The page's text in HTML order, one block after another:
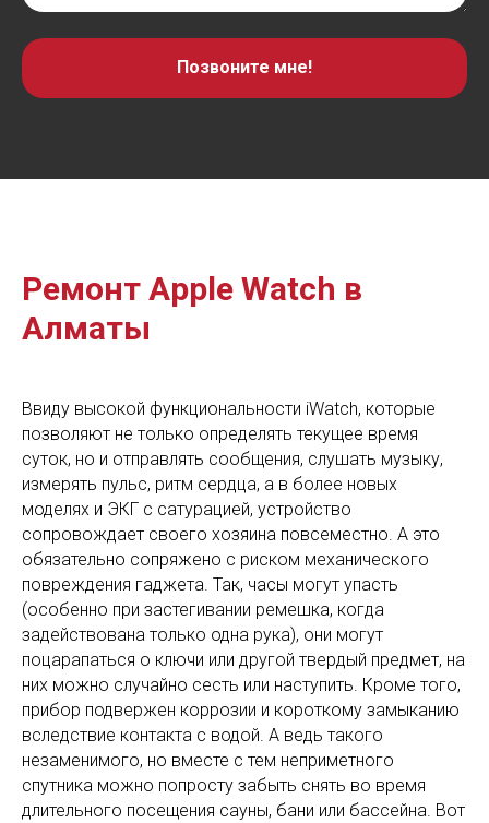
Позвоните мне!
Ремонт Apple Watch в
Алматы
Ввиду высокой функциональности iWatch, которые
позволяют не только определять текущее время
суток, но и отправлять сообщения, слушать музыку,
измерять пульс, ритм сердца, а в более новых
моделях и ЭКГ с сатурацией, устройство
сопровождает своего хозяина повсеместно. А это
обязательно сопряжено с риском механического
повреждения гаджета. Так, часы могут упасть
(особенно при застегивании ремешка, когда
задействована только одна рука), они могут
поцарапаться о ключи или другой твердый предмет, на
них можно случайно сесть или наступить. Кроме того,
прибор подвержен коррозии и короткому замыканию
вследствие контакта с водой. А ведь такого
незаменимого, но вместе с тем неприметного
спутника можно попросту забыть снять во время
длительного посещения сауны, бани или бассейна. Вот